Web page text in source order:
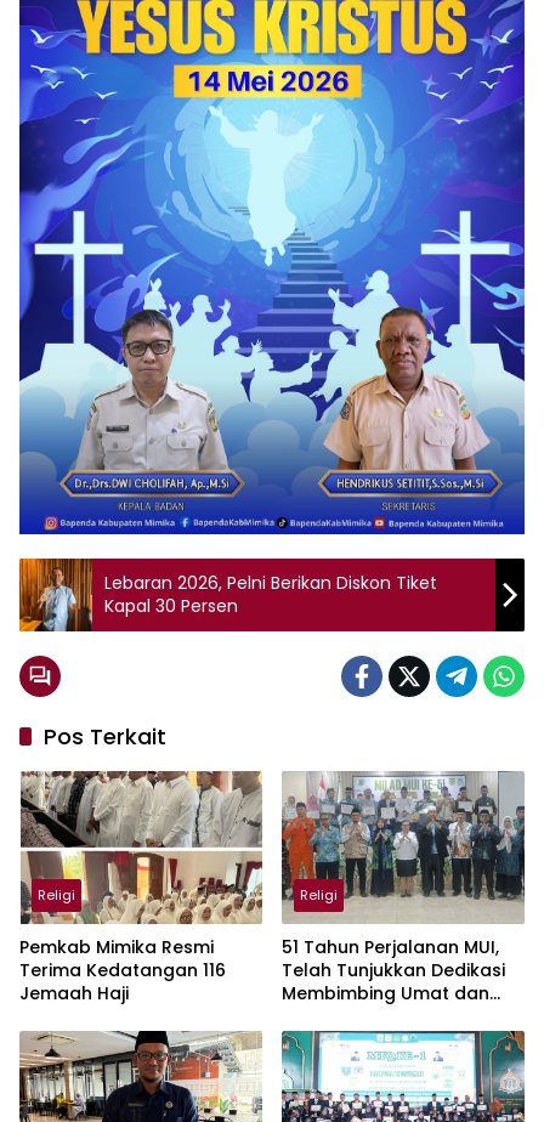
Lebaran 2026, Pelni Berikan Diskon Tiket
Kapal 30 Persen
Pos Terkait
Religi
Pemkab Mimika Resmi
Terima Kedatangan 116
Jemaah Haji
Religi
51 Tahun Perjalanan MUI,
Telah Tunjukkan Dedikasi
Membimbing Umat dan